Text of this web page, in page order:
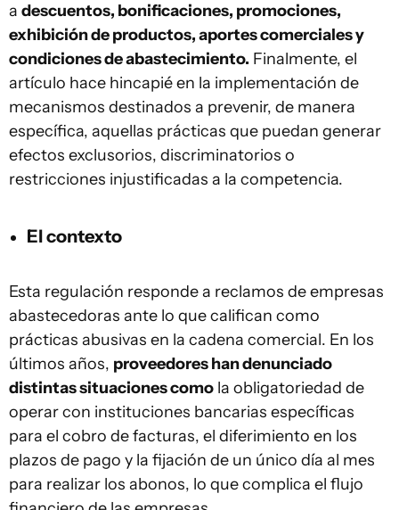
a descuentos, bonificaciones, promociones,
exhibición de productos, aportes comerciales y
condiciones de abastecimiento. Finalmente, el
artículo hace hincapié en la implementación de
mecanismos destinados a prevenir, de manera
específica, aquellas prácticas que puedan generar
efectos exclusorios, discriminatorios o
restricciones injustificadas a la competencia.
El contexto
Esta regulación responde a reclamos de empresas
abastecedoras ante lo que califican como
prácticas abusivas en la cadena comercial. En los
últimos años, proveedores han denunciado
distintas situaciones como la obligatoriedad de
operar con instituciones bancarias específicas
para el cobro de facturas, el diferimiento en los
plazos de pago y la fijación de un único día al mes
para realizar los abonos, lo que complica el flujo